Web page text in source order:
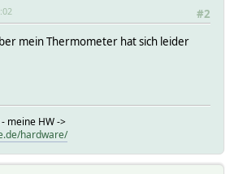
#2
mein Thermometer hat sich leider
meine HW ->
hardware/